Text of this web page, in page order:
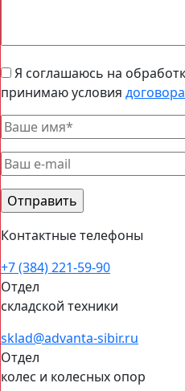
Я соглашаюсь на
принимаю условия
Контактные телефоны
+7 (384)221-59-90
Отдел
складской техники
sklad@advanta-sibir.ru
Отдел
колес и колесных опор